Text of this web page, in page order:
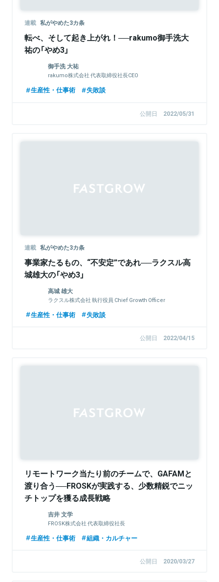
連載 私がやめた3カ条
転べ、そして起き上がれ！──rakumo御手洗大
祐の「やめ3」
御手洗 大祐
rakumo株式会社 代表取締役社長CEO
生産性・仕事術 失敗談
公開日 2022/05/31
連載 私がやめた3カ条
事業家たるもの、“不安定”であれ──ラクスル高
城雄大の「やめ3」
高城 雄大
ラクスル株式会社 執行役員 Chief Growth Officer
生産性・仕事術 失敗談
公開日 2022/04/15
リモートワーク当たり前のチームで、GAFAMと
渡り合う──FROSKが実践する、少数精鋭でニッ
チトップを獲る成長戦略
吉井 文学
FROSK株式会社 代表取締役社長
生産性・仕事術 組織・カルチャー
公開日 2020/03/27